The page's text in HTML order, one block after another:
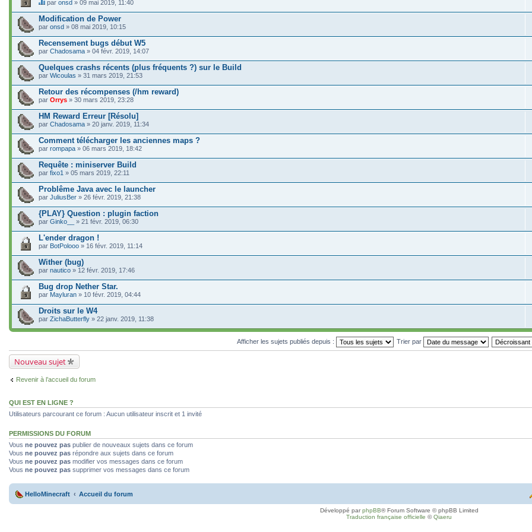
C
e
s
u
j
e
t
o
n
t
i
e
n
t
u
n
o
n
d
a
g
e
par onsd » 09 mai 2019, 11:40
Modification de Power
par onsd » 08 mai 2019, 10:15
Recensement bugs début W5
par Chadosama » 04 févr. 2019, 14:07
Quelques crashs récents (plus fréquents ?) sur le Build
par Wicoulas » 31 mars 2019, 21:53
Retour des récompenses (/hm reward)
par Orrys » 30 mars 2019, 23:28
HM Reward Erreur [Résolu]
par Chadosama » 20 janv. 2019, 11:34
Comment télécharger les anciennes maps ?
par rompapa » 06 mars 2019, 18:42
Requête : miniserver Build
par fixo1 » 05 mars 2019, 22:11
Problême Java avec le launcher
par JuliusBer » 26 févr. 2019, 21:38
{PLAY} Question : plugin faction
par Ginko__ » 21 févr. 2019, 06:30
L'ender dragon !
par BotPolooo » 16 févr. 2019, 11:14
Wither (bug)
par nautico » 12 févr. 2019, 17:46
Bug drop Nether Star.
par Mayluran » 10 févr. 2019, 04:44
Droits sur le W4
par ZichaButterfly » 22 janv. 2019, 11:38
Afficher les sujets publiés depuis : Trier par
Nouveau sujet
Revenir à l’accueil du forum
QUI EST EN LIGNE ?
Utilisateurs parcourant ce forum : Aucun utilisateur inscrit et 1 invité
PERMISSIONS DU FORUM
Vous ne pouvez pas publier de nouveaux sujets dans ce forum
Vous ne pouvez pas répondre aux sujets dans ce forum
Vous ne pouvez pas modifier vos messages dans ce forum
Vous ne pouvez pas supprimer vos messages dans ce forum
HelloMinecraft Accueil du forum
Développé parphpBB® Forum Software © phpBB Limited
Traduction française officielle ©Qiaeru